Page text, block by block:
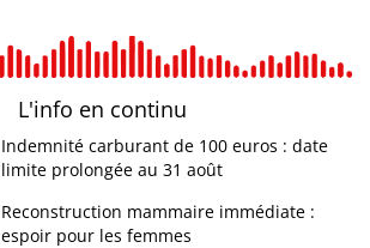
L'info en continu
Indemnité carburant de 100 euros : date
limite prolongée au 31 août
Reconstruction mammaire immédiate :
espoir pour les femmes